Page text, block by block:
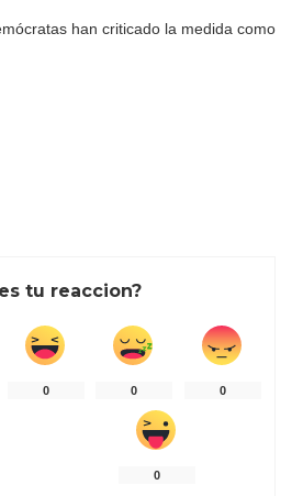
han criticado la medida como
tu reaccion?
0 0 0
0